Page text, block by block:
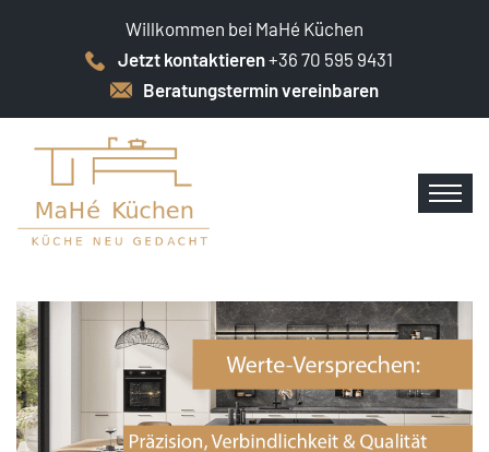
Willkommen bei MaHé Küchen
Jetzt kontaktieren+36 70 595 9431
Beratungstermin vereinbaren